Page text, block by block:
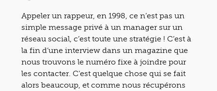
Appeler un rappeur, en 1998, ce n’est pas un
simple message privé à un manager sur un
réseau social, c’est toute une stratégie ! C’est à
la fin d’une interview dans un magazine que
nous trouvons le numéro fixe à joindre pour
les contacter. C’est quelque chose qui se fait
alors beaucoup, et comme nous récupérons